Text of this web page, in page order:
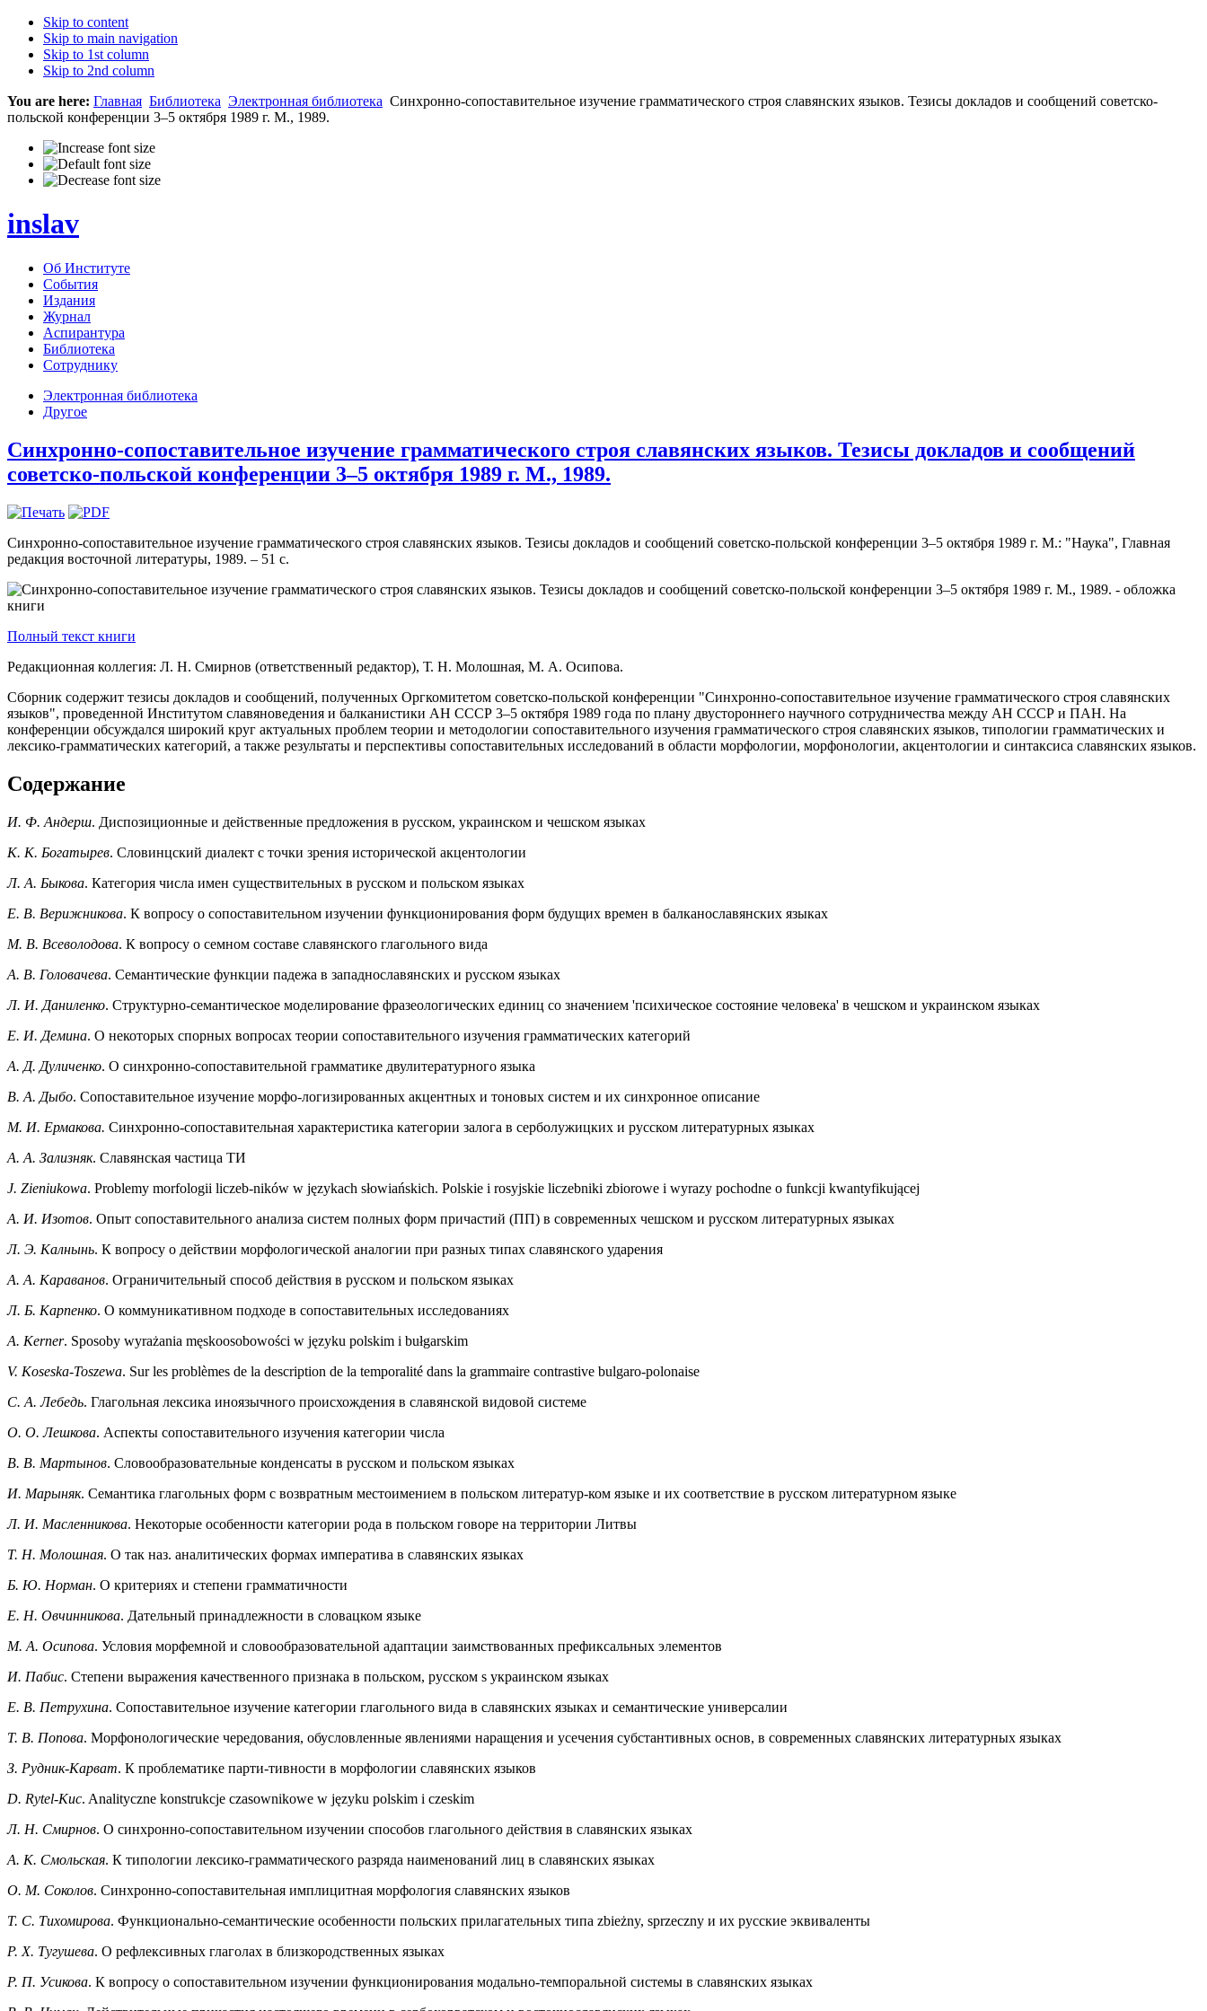
Skip to content
Skip to main navigation
Skip to 1st column
Skip to 2nd column
You are here: Главная Библиотека Электронная библиотека Синхронно-сопоставительное изучение грамматического строя славянских языков. Тезисы докладов и сообщений советско-
польской конференции 3–5 октября 1989 г. М., 1989.
inslav
Об Институте
События
Издания
Журнал
Аспирантура
Библиотека
Сотруднику
Электронная библиотека
Другое
Синхронно-сопоставительное изучение грамматического строя славянских языков. Тезисы докладов и сообщений
советско-польской конференции 3–5 октября 1989 г. М., 1989.
Синхронно-сопоставительное изучение грамматического строя славянских языков. Тезисы докладов и сообщений советско-польской конференции 3–5 октября 1989 г. М.: "Наука", Главная
редакция восточной литературы, 1989. – 51 с.
Полный текст книги
Редакционная коллегия: Л. Н. Смирнов (ответственный редактор), Т. Н. Молошная, М. А. Осипова.
Сборник содержит тезисы докладов и сообщений, полученных Оргкомитетом советско-польской конференции "Синхронно-сопоставительное изучение грамматического строя славянских
языков", проведенной Институтом славяноведения и балканистики АН СССР 3–5 октября 1989 года по плану двустороннего научного сотрудничества между АН СССР и ПАН. На
конференции обсуждался широкий круг актуальных проблем теории и методологии сопоставительного изучения грамматического строя славянских языков, типологии грамматических и
лексико-грамматических категорий, а также результаты и перспективы сопоставительных исследований в области морфологии, морфонологии, акцентологии и синтаксиса славянских языков.
Содержание
И. Ф. Андерш. Диспозиционные и действенные предложения в русском, украинском и чешском языках
К. К. Богатырев. Словинцский диалект с точки зрения исторической акцентологии
Л. А. Быкова. Категория числа имен существительных в русском и польском языках
Е. В. Верижникова. К вопросу о сопоставительном изучении функционирования форм будущих времен в балканославянских языках
М. В. Всеволодова. К вопросу о семном составе славянского глагольного вида
А. В. Головачева. Семантические функции падежа в западнославянских и русском языках
Л. И. Даниленко. Структурно-семантическое моделирование фразеологических единиц со значением 'психическое состояние человека' в чешском и украинском языках
Е. И. Демина. О некоторых спорных вопросах теории сопоставительного изучения грамматических категорий
А. Д. Дуличенко. О синхронно-сопоставительной грамматике двулитературного языка
В. А. Дыбо. Сопоставительное изучение морфо-логизированных акцентных и тоновых систем и их синхронное описание
М. И. Ермакова. Синхронно-сопоставительная характеристика категории залога в серболужицких и русском литературных языках
А. А. Зализняк. Славянская частица ТИ
J. Zieniukowa. Problemy morfologii liczeb-ników w językach słowiańskich. Polskie i rosyjskie liczebniki zbiorowe i wyrazy pochodne o funkcji kwantyfikującej
А. И. Изотов. Опыт сопоставительного анализа систем полных форм причастий (ПП) в современных чешском и русском литературных языках
Л. Э. Калнынь. К вопросу о действии морфологической аналогии при разных типах славянского ударения
А. А. Караванов. Ограничительный способ действия в русском и польском языках
Л. Б. Карпенко. О коммуникативном подходе в сопоставительных исследованиях
A. Kerner. Sposoby wyrażania męskoosobowości w języku polskim i bułgarskim
V. Koseska-Toszewa. Sur les problèmes de la description de la temporalité dans la grammaire contrastive bulgaro-polonaise
С. А. Лебедь. Глагольная лексика иноязычного происхождения в славянской видовой системе
О. О. Лешкова. Аспекты сопоставительного изучения категории числа
В. В. Мартынов. Словообразовательные конденсаты в русском и польском языках
И. Марыняк. Семантика глагольных форм с возвратным местоимением в польском литератур-ком языке и их соответствие в русском литературном языке
Л. И. Масленникова. Некоторые особенности категории рода в польском говоре на территории Литвы
Т. Н. Молошная. О так наз. аналитических формах императива в славянских языках
Б. Ю. Норман. О критериях и степени грамматичности
Е. Н. Овчинникова. Дательный принадлежности в словацком языке
М. А. Осипова. Условия морфемной и словообразовательной адаптации заимствованных префиксальных элементов
И. Пабис. Степени выражения качественного признака в польском, русском s украинском языках
Е. В. Петрухина. Сопоставительное изучение категории глагольного вида в славянских языках и семантические универсалии
Т. В. Попова. Морфонологические чередования, обусловленные явлениями наращения и усечения субстантивных основ, в современных славянских литературных языках
З. Рудник-Карват. К проблематике парти-тивности в морфологии славянских языков
D. Rytel-Kuc. Analityczne konstrukcje czasownikowe w języku polskim i czeskim
Л. Н. Смирнов. О синхронно-сопоставительном изучении способов глагольного действия в славянских языках
А. К. Смольская. К типологии лексико-грамматического разряда наименований лиц в славянских языках
О. М. Соколов. Синхронно-сопоставительная имплицитная морфология славянских языков
Т. С. Тихомирова. Функционально-семантические особенности польских прилагательных типа zbieżny, sprzeczny и их русские эквиваленты
Р. Х. Тугушева. О рефлексивных глаголах в близкородственных языках
Р. П. Усикова. К вопросу о сопоставительном изучении функционирования модально-темпоральной системы в славянских языках